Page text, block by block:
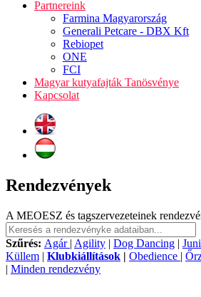
Partnereink
Farmina Magyarország
Generali Petcare - DBX Kft
Rebiopet
ONE
FCI
Magyar kutyafajták Tanösvénye
Kapcsolat
Rendezvények
A MEOESZ és tagszervezeteinek
Szűrés: Agár | Agility | Dog Dancing |
Küllem | Klubkiállítások | Obedience |
| Minden rendezvény